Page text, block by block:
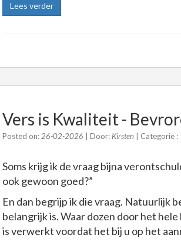
Lees verder
Vers is Kwaliteit -
Posted on: 26-02-2026 | Door: Kirsten | Categorie :
Soms krijg ik de vraag bijna
ook gewoon goed?”
En dan begrijp ik die vraag. Natuurlijk
belangrijk is. Waar dozen door het
is verwerkt voordat het bij u op het